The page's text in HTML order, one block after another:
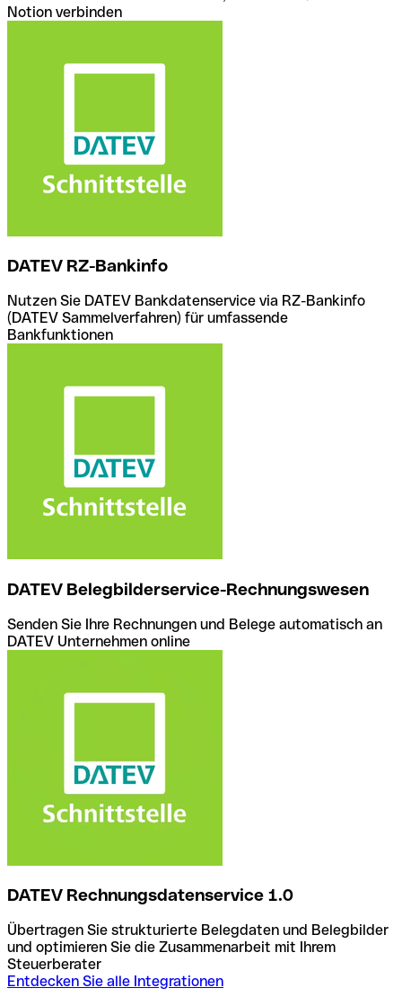
Notion verbinden
DATEV RZ-Bankinfo
Nutzen Sie DATEV Bankdatenservice via RZ-Bankinfo
(DATEV Sammelverfahren) für umfassende
Bankfunktionen
DATEV Belegbilderservice-Rechnungswesen
Senden Sie Ihre Rechnungen und Belege automatisch an
DATEV Unternehmen online
DATEV Rechnungsdatenservice 1.0
Übertragen Sie strukturierte Belegdaten und Belegbilder
und optimieren Sie die Zusammenarbeit mit Ihrem
Steuerberater
Entdecken Sie alle Integrationen